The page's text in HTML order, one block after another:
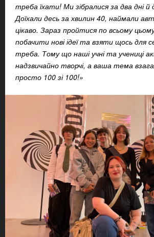
треба їхати! Ми зібралися за два дні й
Доїхали десь за хвилин 40, наймали
цікаво. Зараз пройтися по всьому
побачити нові ідеї та взяти щось для
треба. Тому що наші учні та учениці
надзвичайно творчі, а ваша тема
просто 100 зі 100!»